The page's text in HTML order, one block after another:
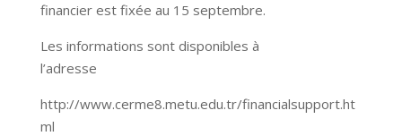
financier est fixée au 15 septembre.
Les informations sont disponibles à
l’adresse
http://www.cerme8.metu.edu.tr/financialsupport.ht
ml